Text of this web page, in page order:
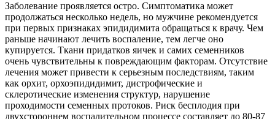
Заболевание проявляется остро. Симптоматика может
продолжаться несколько недель, но мужчине рекомендуется
при первых признаках эпидидимита обращаться к врачу. Чем
раньше начинают лечить воспаление, тем легче оно
купируется. Ткани придатков яичек и самих семенников
очень чувствительны к повреждающим факторам. Отсутствие
лечения может привести к серьезным последствиям, таким
как орхит, орхоэпидидимит, дистрофические и
склеротические изменения структур, нарушение
проходимости семенных протоков. Риск бесплодия при
двухстороннем воспалительном процессе составляет до 80-87